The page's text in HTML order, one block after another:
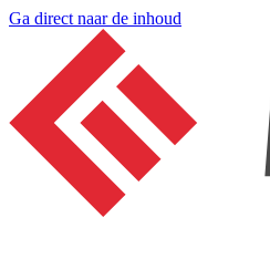
Ga direct naar de inhoud